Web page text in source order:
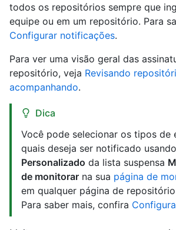
todos os repositórios sempre que
equipe ou em um repositório. Para
Configurar notificações.
Para ver uma visão geral das
repositório, veja Revisando
acompanhando.
Dica
Você pode selecionar os tipos de
quais deseja ser notificado
Personalizado da lista suspensa
de monitorar na sua página de
em qualquer página de
Para saber mais, confira